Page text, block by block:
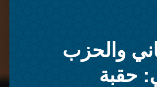
والحزب
حقبة